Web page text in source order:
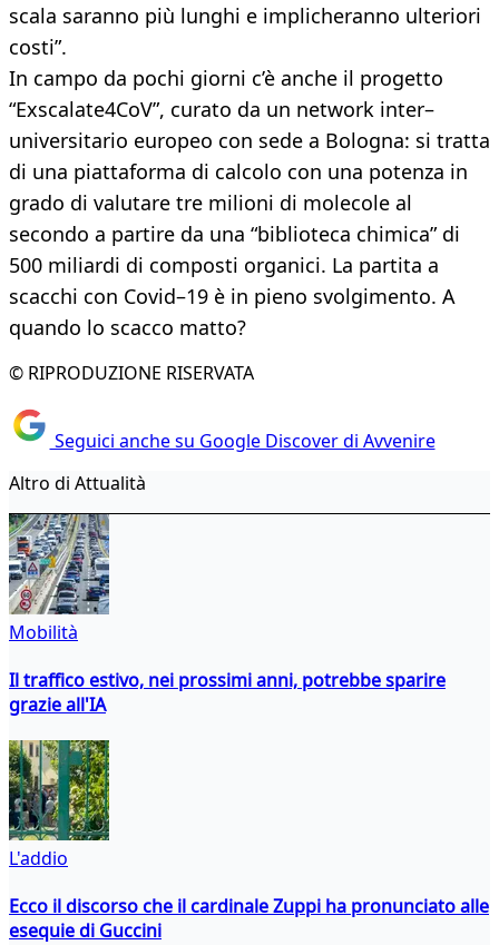
scala saranno più lunghi e implicheranno ulteriori
costi”.
In campo da pochi giorni c’è anche il progetto
“Exscalate4CoV”, curato da un network inter–
universitario europeo con sede a Bologna: si tratta
di una piattaforma di calcolo con una potenza in
grado di valutare tre milioni di molecole al
secondo a partire da una “biblioteca chimica” di
500 miliardi di composti organici. La partita a
scacchi con Covid–19 è in pieno svolgimento. A
quando lo scacco matto?
© RIPRODUZIONE RISERVATA
Seguici anche su Google Discover di Avvenire
Altro di Attualità
Mobilità
Il traffico estivo, nei prossimi anni, potrebbe sparire
grazie all'IA
L'addio
Ecco il discorso che il cardinale Zuppi ha pronunciato alle
esequie di Guccini